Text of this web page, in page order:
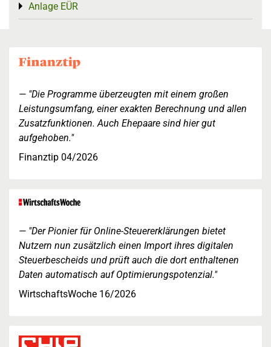
Anlage EÜR
Toggle menu
"Die Programme überzeugten mit einem großen
Leistungsumfang, einer exakten Berechnung und allen
Zusatzfunktionen. Auch Ehepaare sind hier gut
aufgehoben."
Finanztip 04/2026
"Der Pionier für Online-Steuererklärungen bietet
Nutzern nun zusätzlich einen Import ihres digitalen
Steuerbescheids und prüft auch die dort enthaltenen
Daten automatisch auf Optimierungspotenzial."
WirtschaftsWoche 16/2026